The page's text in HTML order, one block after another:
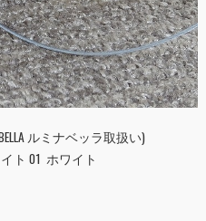
ルミナベッラ取扱い)
ト 01 ホワイト